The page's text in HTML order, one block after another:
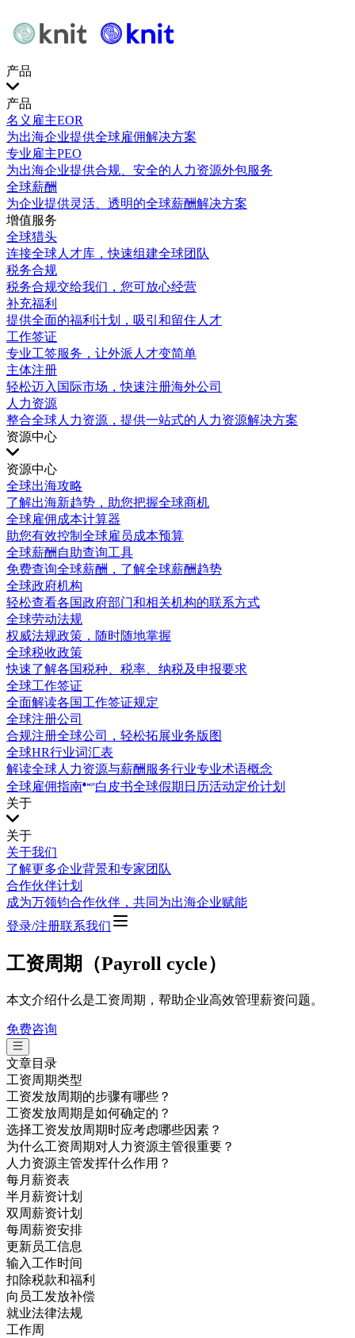
产品
产品
名义雇主EOR
为出海企业提供全球雇佣解决方案
专业雇主PEO
为出海企业提供合规、安全的人力资源外包服务
全球薪酬
为企业提供灵活、透明的全球薪酬解决方案
增值服务
全球猎头
连接全球人才库，快速组建全球团队
税务合规
税务合规交给我们，您可放心经营
补充福利
提供全面的福利计划，吸引和留住人才
工作签证
专业工签服务，让外派人才变简单
主体注册
轻松迈入国际市场，快速注册海外公司
人力资源
整合全球人力资源，提供一站式的人力资源解决方案
资源中心
资源中心
全球出海攻略
了解出海新趋势，助您把握全球商机
全球雇佣成本计算器
助您有效控制全球雇员成本预算
全球薪酬自助查询工具
免费查询全球薪酬，了解全球薪酬趋势
全球政府机构
轻松查看各国政府部门和相关机构的联系方式
全球劳动法规
权威法规政策，随时随地掌握
全球税收政策
快速了解各国税种、税率、纳税及申报要求
全球工作签证
全面解读各国工作签证规定
全球注册公司
合规注册全球公司，轻松拓展业务版图
全球HR行业词汇表
解读全球人力资源与薪酬服务行业专业术语概念
全球雇佣指南
白皮书全球假期日历活动定价计划
关于
关于
关于我们
了解更多企业背景和专家团队
合作伙伴计划
成为万领钧合作伙伴，共同为出海企业赋能
登录/注册联系我们
工资周期（Payroll cycle）
本文介绍什么是工资周期，帮助企业高效管理薪资问题。
免费咨询
文章目录
工资周期类型
工资发放周期的步骤有哪些？
工资发放周期是如何确定的？
选择工资发放周期时应考虑哪些因素？
为什么工资周期对人力资源主管很重要？
人力资源主管发挥什么作用？
每月薪资表
半月薪资计划
双周薪资计划
每周薪资安排
更新员工信息
输入工作时间
扣除税款和福利
向员工发放补偿
就业法律法规
工作周